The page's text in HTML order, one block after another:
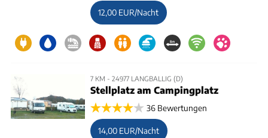
12,00 EUR/Nacht
7 KM - 24977 LANGBALLIG (D)
Stellplatz am Campingplatz
36 Bewertungen
14,00 EUR/Nacht